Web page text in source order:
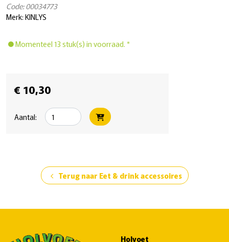
Code: 00034773
Merk: KINLYS
Momenteel 13 stuk(s) in voorraad. *
€ 10,30
Aantal:
chevron_left Terug naar Eet & drink accessoires
Holvoet